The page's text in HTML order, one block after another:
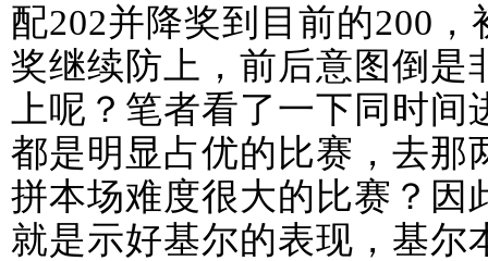
配202并降奖到目前的200
奖继续防上，前后意图倒是
上呢？笔者看了一下同时
都是明显占优的比赛，去那
拼本场难度很大的比赛？因
就是示好基尔的表现，基尔